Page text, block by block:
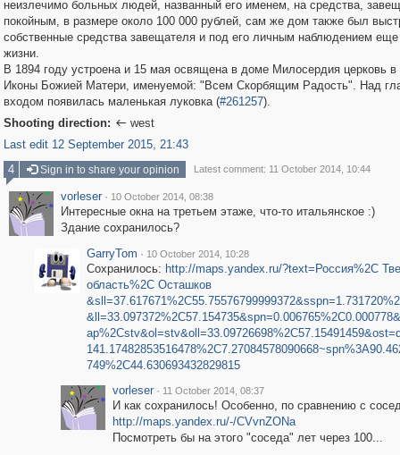
неизлечимо больных людей, названный его именем, на средства,
покойным, в размере около 100 000 рублей, сам же дом также был
собственные средства завещателя и под его личным наблюдением еще
жизни.
В 1894 году устроена и 15 мая освящена в доме Милосердия церковь в
Иконы Божией Матери, именуемой: "Всем Скорбящим Радость". Над
входом появилась маленькая луковка (#261257).
Shooting direction:  west
Last edit 12 September 2015, 21:43
4
Sign in to share your opinion Latest comment: 11 October 2014, 10:44
vorleser · 10 October 2014, 08:38
Интересные окна на третьем этаже, что-то итальянское :)
Здание сохранилось?
GarryTom · 10 October 2014, 10:28
Сохранилось: http://maps.yandex.ru/?text=Россия%2C
область%2C Осташков
749%2C44.630693432829815
vorleser · 11 October 2014, 08:37
И как сохранилось! Особенно, по сравнению с
http://maps.yandex.ru/-/CVvnZONa
Посмотреть бы на этого "соседа" лет через 100...